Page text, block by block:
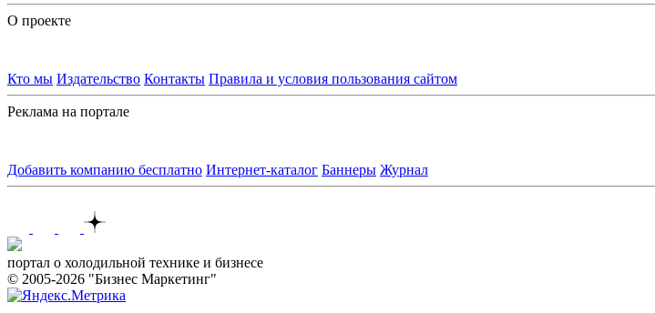
О проекте
Кто мы Издательство Контакты Правила и условия пользования сайтом
Реклама на портале
Добавить компанию бесплатно Интернет-каталог Баннеры Журнал
портал о холодильной технике и бизнесе
© 2005-2026 "Бизнес Маркетинг"